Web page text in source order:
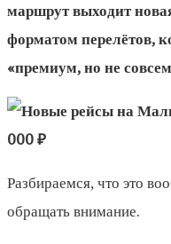
маршрут выходит
форматом перелётов,
«премиум, но не
Разбираемся, что это
обращать внимание.